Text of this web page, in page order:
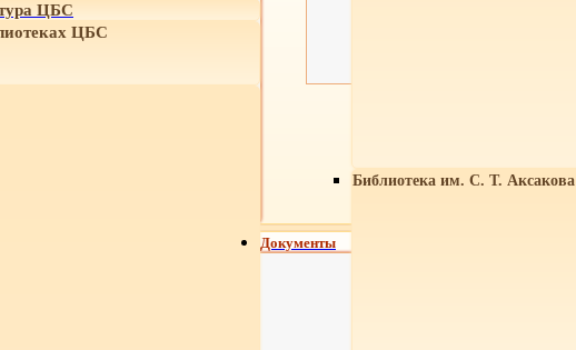
ЦБС
ЦБС
Библиотека им. С. Т. Аксакова
Документы